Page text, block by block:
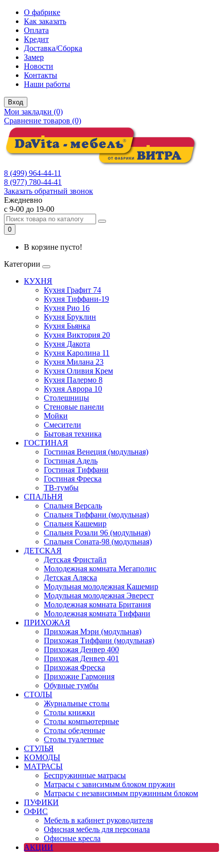
О фабрике
Как заказать
Оплата
Кредит
Доставка/Сборка
Замер
Новости
Контакты
Наши работы
Вход
Мои закладки (0)
Сравнение товаров (0)
8 (499) 964-44-11
8 (977) 780-44-41
Заказать обратный звонок
Ежедневно
с 9-00 до 19-00
0
В корзине пусто!
Категории
КУХНЯ
Кухня Графит 74
Кухня Тиффани-19
Кухня Рио 16
Кухня Бруклин
Кухня Бьянка
Кухня Виктория 20
Кухня Дакота
Кухня Каролина 11
Кухня Милана 23
Кухня Оливия Крем
Кухня Палермо 8
Кухня Аврора 10
Столешницы
Стеновые панели
Мойки
Смесители
Бытовая техника
ГОСТИНАЯ
Гостиная Венеция (модульная)
Гостиная Адель
Гостиная Тиффани
Гостиная Фреска
ТВ-тумбы
СПАЛЬНЯ
Спальня Версаль
Спальня Тиффани (модульная)
Спальня Кашемир
Спальня Розали 96 (модульная)
Спальня Соната-98 (модульная)
ДЕТСКАЯ
Детская Фристайл
Молодежная комната Мегаполис
Детская Аляска
Модульная молодежная Кашемир
Модульная молодежная Эверест
Молодежная комната Британия
Молодежная комната Тиффани
ПРИХОЖАЯ
Прихожая Мэри (модульная)
Прихожая Тиффани (модульная)
Прихожая Денвер 400
Прихожая Денвер 401
Прихожая Фреска
Прихожие Гармония
Обувные тумбы
СТОЛЫ
Журнальные столы
Столы книжки
Столы компьютерные
Столы обеденные
Столы туалетные
СТУЛЬЯ
КОМОДЫ
МАТРАСЫ
Беспружинные матрасы
Матрасы с зависимым блоком пружин
Матрасы с независимым пружинным блоком
ПУФИКИ
ОФИС
Мебель в кабинет руководителя
Офисная мебель для персонала
Офисные кресла
АКЦИИ